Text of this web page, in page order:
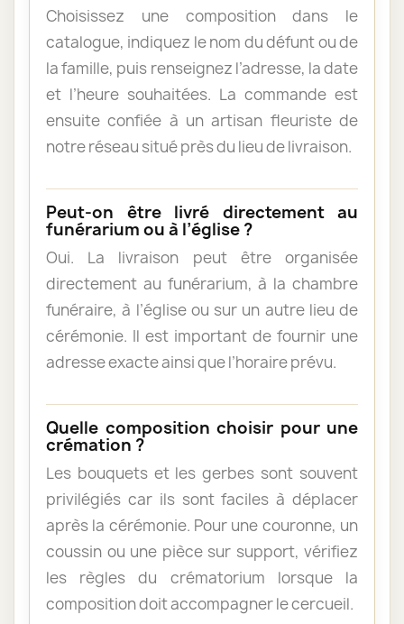
Choisissez une composition dans le
catalogue, indiquez le nom du défunt ou de
la famille, puis renseignez l’adresse, la date
et l’heure souhaitées. La commande est
ensuite confiée à un artisan fleuriste de
notre réseau situé près du lieu de livraison.
Peut-on être livré directement au
funérarium ou à l’église ?
Oui. La livraison peut être organisée
directement au funérarium, à la chambre
funéraire, à l’église ou sur un autre lieu de
cérémonie. Il est important de fournir une
adresse exacte ainsi que l’horaire prévu.
Quelle composition choisir pour une
crémation ?
Les bouquets et les gerbes sont souvent
privilégiés car ils sont faciles à déplacer
après la cérémonie. Pour une couronne, un
coussin ou une pièce sur support, vérifiez
les règles du crématorium lorsque la
composition doit accompagner le cercueil.